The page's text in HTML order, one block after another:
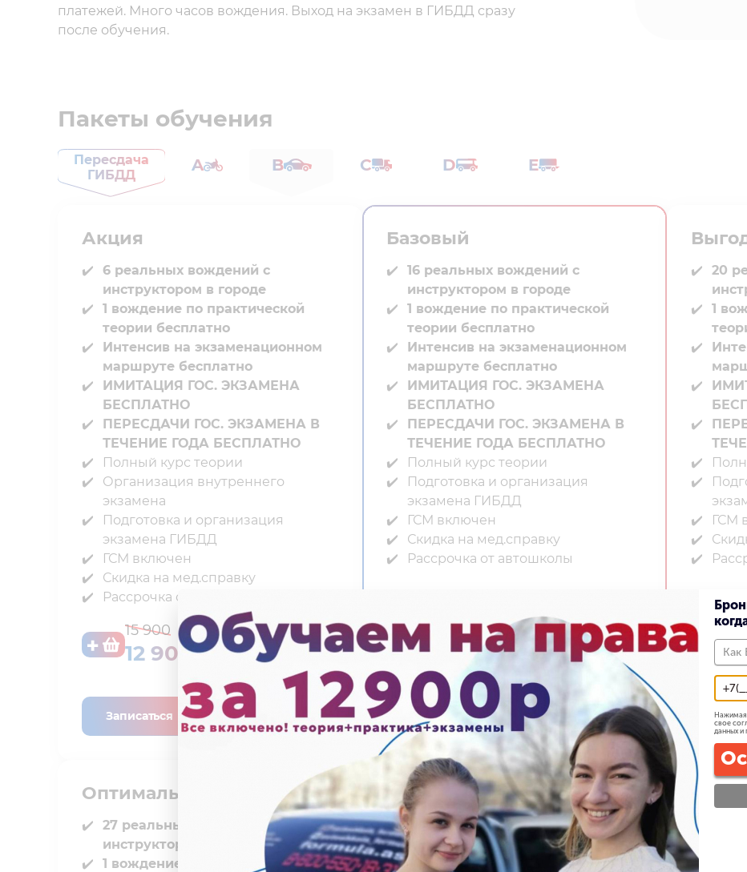
платежей. Много часов вождения. Выход на экзамен в ГИБДД сразу
после обучения.
Пакеты обучения
Пересдача
ГИБДД
A B C D E
Акция
6 реальных вождений с
инструктором в городе⁣⁣
1 вождение по практической
теории бесплатно
Интенсив на экзаменационном
маршруте бесплатно
ИМИТАЦИЯ ГОС. ЭКЗАМЕНА
БЕСПЛАТНО
ПЕРЕСДАЧИ ГОС. ЭКЗАМЕНА В
ТЕЧЕНИЕ ГОДА БЕСПЛАТНО
Полный курс теории⁣⁣
Организация внутреннего
экзамена⁣⁣
Подготовка и организация
экзамена ГИБДД⁣⁣
ГСМ включен⁣⁣
Скидка на мед.справку⁣⁣
Рассрочка от автошколы
15 900
12 900 ₽
Записаться
Базовый
16 реальных вождений с
инструктором в городе⁣⁣
1 вождение по практической
теории бесплатно
Интенсив на экзаменационном
маршруте бесплатно
ИМИТАЦИЯ ГОС. ЭКЗАМЕНА
БЕСПЛАТНО
ПЕРЕСДАЧИ ГОС. ЭКЗАМЕНА В
ТЕЧЕНИЕ ГОДА БЕСПЛАТНО
Полный курс теории⁣⁣
Подготовка и организация
экзамена ГИБДД⁣⁣
ГСМ включен⁣⁣
Скидка на мед.справку⁣⁣
Рассрочка от автошколы
24 900
21 900 ₽
Записаться
20
1
ГСМ
Оптимальный
27 реальных вождений с
инструктором в городе
1 вождение по практической
Нажимая
свое
данных и